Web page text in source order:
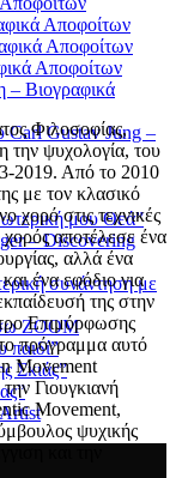
Αποφοίτων
Αποφοίτων
Αποφοίτων
– Βιογραφικά
Carl Gustav Jung –
μου Θεά”
– Discovering
συνάντηση με
ZOOM
παιδί”
Σκιάς”
Φιλοσοφίας,
την ψυχολογία, του
2019. Από το 2010
με τον κλασικό
χορό στις τεχνικές
αποτέλεσε ένα
αλλά ένα
ένα εφόδιο για
της στην
Επιμόρφωσης
πρόγραμμα αυτό
Movement
Γιουγκιανή
Movement,
ψυχικής
και την